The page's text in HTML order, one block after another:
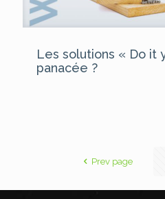
Les solutions « Do it
panacée ?
Prev page